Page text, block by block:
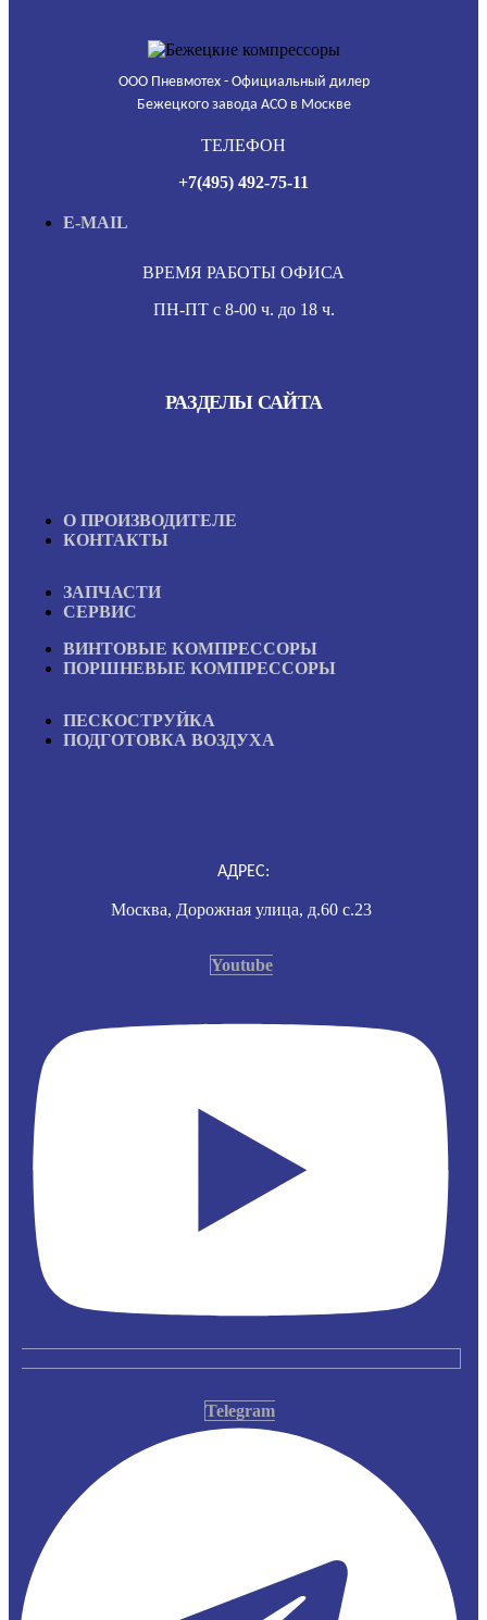
ООО Пневмотех - Официальный дилер
Бежецкого завода АСО в Москве
ТЕЛЕФОН
+7(495) 492-75-11
E-MAIL
ВРЕМЯ РАБОТЫ ОФИСА
ПН-ПТ с 8-00 ч. до 18 ч.
РАЗДЕЛЫ САЙТА
О ПРОИЗВОДИТЕЛЕ
КОНТАКТЫ
ЗАПЧАСТИ
СЕРВИС
ВИНТОВЫЕ КОМПРЕССОРЫ
ПОРШНЕВЫЕ КОМПРЕССОРЫ
ПЕСКОСТРУЙКА
ПОДГОТОВКА ВОЗДУХА
АДРЕС:
Москва, Дорожная улица, д.60 с.23
Youtube
Telegram